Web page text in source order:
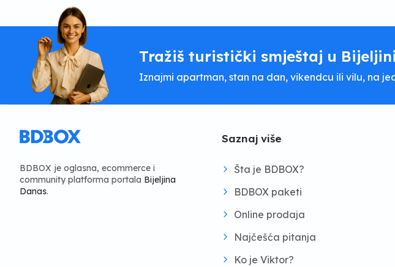
Tražiš turistički smještaj u
Iznajmi apartman, stan na dan, vikendcu ili vilu, na
BDBOX je oglasna, ecommerce i
community platforma portala Bijeljina
Danas.
Saznaj više
Šta je BDBOX?
BDBOX paketi
Online prodaja
Najčešća pitanja
Ko je Viktor?